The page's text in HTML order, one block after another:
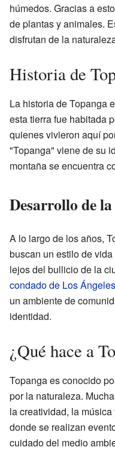
húmedos. Gracias a
de plantas y animales.
disfrutan de la
Historia de
La historia de Topanga
esta tierra fue habitada
quienes vivieron aquí
"Topanga" viene de su
montaña se encuentra
Desarrollo de
A lo largo de los años,
buscan un estilo de
lejos del bullicio de la
condado de Los Ángeles
un ambiente de
identidad.
¿Qué hace a
Topanga es conocido
por la naturaleza.
la creatividad, la
donde se realizan
cuidado del medio